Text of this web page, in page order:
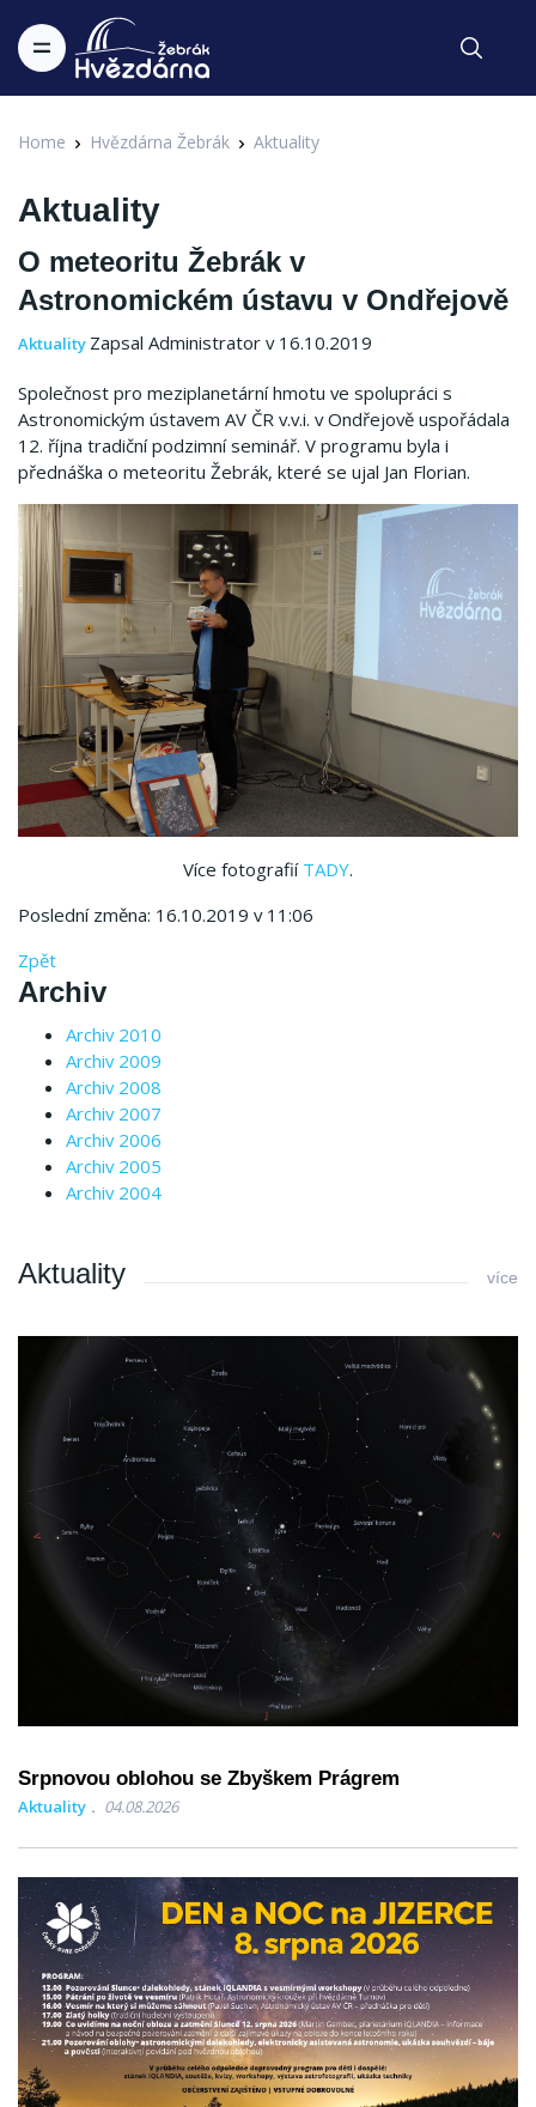
Home Hvězdárna Žebrák Aktuality
Aktuality
O meteoritu Žebrák v
Astronomickém ústavu v Ondřejově
Aktuality Zapsal Administrator v 16.10.2019
Společnost pro meziplanetární hmotu ve spolupráci s
Astronomickým ústavem AV ČR v.v.i. v Ondřejově uspořádala
12. října tradiční podzimní seminář. V programu byla i
přednáška o meteoritu Žebrák, které se ujal Jan Florian.
Více fotografií TADY.
Poslední změna: 16.10.2019 v 11:06
Zpět
Archiv
Archiv 2010
Archiv 2009
Archiv 2008
Archiv 2007
Archiv 2006
Archiv 2005
Archiv 2004
Aktuality více
Srpnovou oblohou se Zbyškem Prágrem
Aktuality 04.08.2026